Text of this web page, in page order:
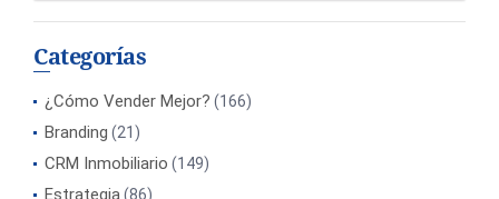
Categorías
¿Cómo Vender Mejor? (166)
Branding (21)
CRM Inmobiliario (149)
Estrategia(86)